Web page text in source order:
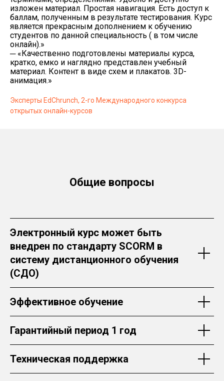
изложен материал. Простая навигация. Есть доступ к
баллам, полученным в результате тестирования. Курс
является прекрасным дополнением к обучению
студентов по данной специальность ( в том числе
онлайн).»
─ «Качественно подготовлены материалы курса,
кратко, емко и наглядно представлен учебный
материал. Контент в виде схем и плакатов. 3D-
анимация.»
Эксперты EdChrunch, 2-го Международного конкурса
открытых онлайн-курсов
Общие вопросы
Электронный курс может быть
внедрен по стандарту SCORM в
систему дистанционного обучения
(СДО)
Эффективное обучение
Гарантийный период 1 год
Техническая поддержка